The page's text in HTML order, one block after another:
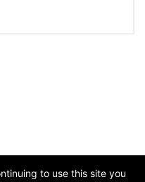
to use this site you